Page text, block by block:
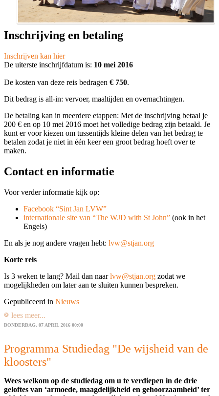
Inschrijving en betaling
Inschrijven kan hier
De uiterste inschrijfdatum is: 10 mei 2016
De kosten van deze reis bedragen € 750.
Dit bedrag is all-in: vervoer, maaltijden en overnachtingen.
De betaling kan in meerdere etappen: Met de inschrijving betaal je
200 € en op 10 mei 2016 moet het volledige bedrag zijn betaald. Je
kunt er voor kiezen om tussentijds kleine delen van het bedrag te
betalen zodat je niet in één keer een groot bedrag hoeft over te
maken.
Contact en informatie
Voor verder informatie kijk op:
Facebook “Sint Jan LVW”
internationale site van “The WJD with St John” (ook in het
Engels)
En als je nog andere vragen hebt: lvw@stjan.org
Korte reis
Is 3 weken te lang? Mail dan naarlvw@stjan.org zodat we
mogelijkheden om later aan te sluiten kunnen bespreken.
Gepubliceerd in Nieuws
lees meer...
DONDERDAG, 07 APRIL 2016 00:00
Programma Studiedag "De wijsheid van de
kloosters"
Wees welkom op de studiedag om u te verdiepen in de drie
geloftes van ‘armoede, maagdelijkheid en gehoorzaamheid’ ter